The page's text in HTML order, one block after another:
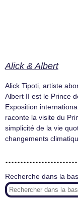
Alick & Albert
Alick Tipoti, artiste
Albert II est le Prince
Exposition
raconte la visite du
simplicité de la vie
changements
Recherche dans la